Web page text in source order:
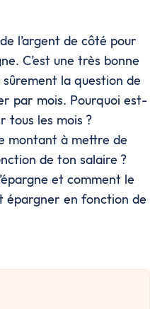
l’argent de côté pour
C’est une très bonne
la question de
par mois. Pourquoi est-
tous les mois ?
montant à mettre de
de ton salaire ?
et comment le
épargner en fonction de